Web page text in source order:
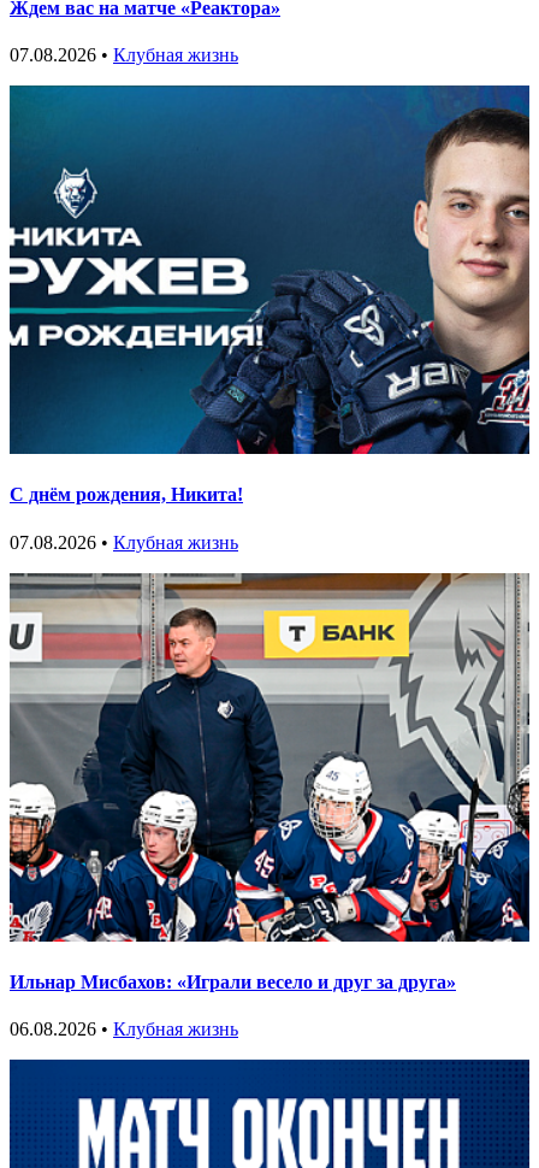
Ждем вас на матче «Реактора»
07.08.2026 • Клубная жизнь
С днём рождения, Никита!
07.08.2026 • Клубная жизнь
Ильнар Мисбахов: «Играли весело и друг за друга»
06.08.2026 • Клубная жизнь